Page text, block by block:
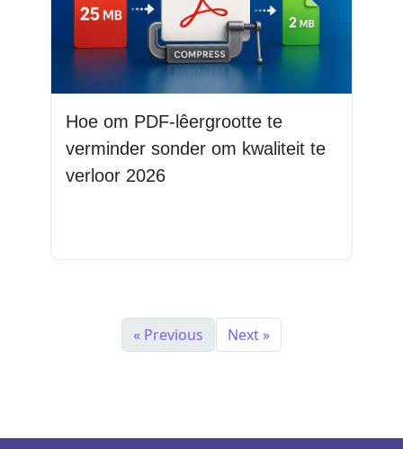
Hoe om PDF-lêergrootte te
verminder sonder om kwaliteit te
verloor 2026
« Previous Next »